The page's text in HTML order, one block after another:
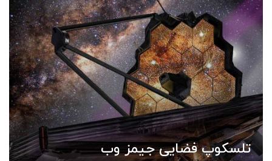
تلسکوپ فضایی جیمز وب